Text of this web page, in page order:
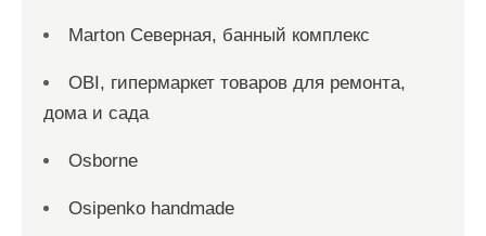
Marton Северная, банный комплекс
OBI, гипермаркет товаров для ремонта,
дома и сада
Osborne
Osipenko handmade